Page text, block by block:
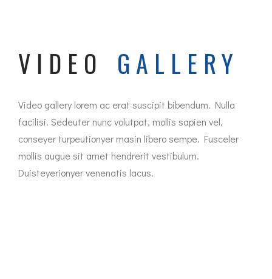
VIDEO GALLERY
Video gallery lorem ac erat suscipit bibendum. Nulla
facilisi. Sedeuter nunc volutpat, mollis sapien vel,
conseyer turpeutionyer masin libero sempe. Fusceler
mollis augue sit amet hendrerit vestibulum.
Duisteyerionyer venenatis lacus.